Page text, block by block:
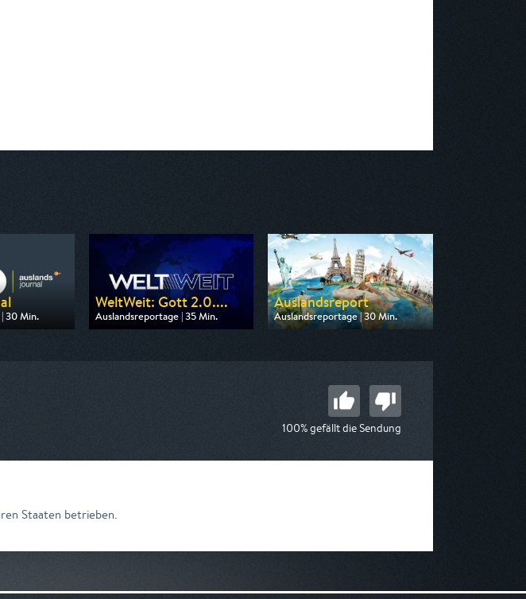
30 Min.
info
WeltWeit: Gott 2.0....
Auslandsreportage | 35 Min.
Ausgestrahlt von 3sat
Auslandsreport
Auslandsreportage | 30 Min.
Ausgestrahlt von n-tv
100% gefällt die Sendung
Staaten betrieben.